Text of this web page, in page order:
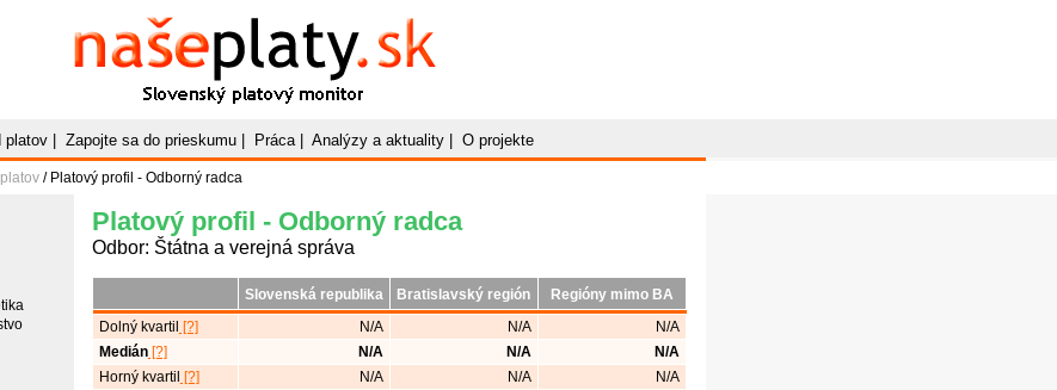
NašePlaty.sk
Slovenský platový monitor
platov Zapojte sa do prieskumu Práca| Analýzy a aktuality O projekte
/ Platový profil - Odborný radca
Platový profil - Odborný radca
Odbor: Štátna a verejná správa
Slovenská republika Bratislavský región
Regióny mimo BA
Dolný kvartil
[?] N/A N/A
N/A
Medián[?] N/A N/A
N/A
Horný kvartil
[?] N/A N/A
N/A